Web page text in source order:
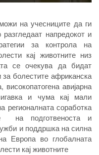
на учесниците да ги
напредокот и
за контрола на
кај животните низ
се очекува да бидат
за болестите африканска
авијарна
и чума кај мали
регионалната соработка
на подготвеноста и
и поддршка на силна
Европа во глобалната
кај животните